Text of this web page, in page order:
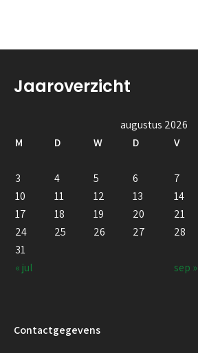
Jaaroverzicht
augustus 2026
M
D W D V
3
4 5 6 7
10
11 12 13 14
17
18 19 20 21
24
25 26 27 28
31
« jul
sep »
Contactgegevens